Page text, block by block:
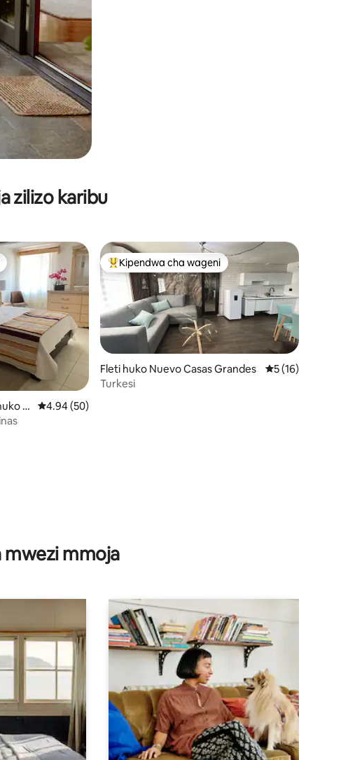
zilizo karibu
tathmini 83
N
Ukadiriaji wa wastani wa 4.94 kati ya 5, tathmini 50
4.94 (50)
Kipendwa maarufu cha wageni
Kipendwa cha wageni
Fleti huko Nuevo Casas Grandes Ukadiriaji wa
5 (16)
Turkesi
mwezi mmoja